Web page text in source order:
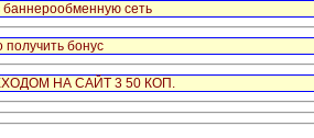
баннерообменную сеть
получить бонус
НА САЙТ 3 50 КОП.